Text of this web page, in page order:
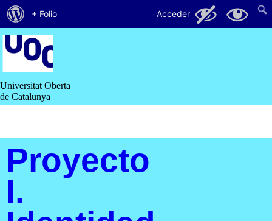
Saltar
contenido
Universitat Oberta
de Catalunya
Proyecto
I.
Acerca
de
WordPress
+ Folio Acceder 44 38